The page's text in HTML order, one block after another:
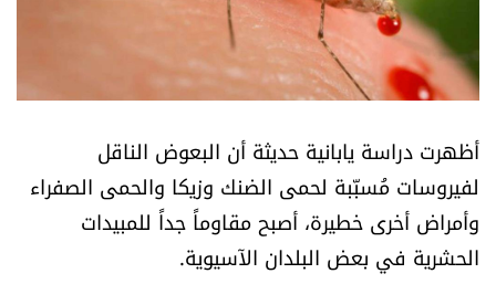
نداء القرّاء
خاص الموقع
كتّابنا
تحت المجهر
أظهرت دراسة يابانية حديثة أن البعوض الناقل
لفيروسات مُسبّبة لحمى الضنك وزيكا والحمى الصفراء
وأمراض أخرى خطيرة، أصبح مقاوماً جداً للمبيدات
الحشرية في بعض البلدان الآسيوية.